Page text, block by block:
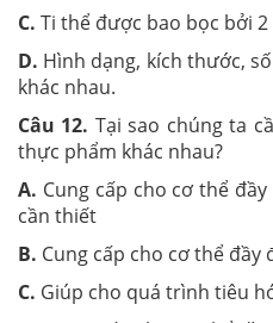
C. Ti thể được bao bọc bởi
D. Hình dạng, kích thước,
khác nhau.
Câu 12. Tại sao chúng ta
thực phẩm khác nhau?
A. Cung cấp cho cơ thể
cần thiết
B. Cung cấp cho cơ thể đầy
C. Giúp cho quá trình tiêu